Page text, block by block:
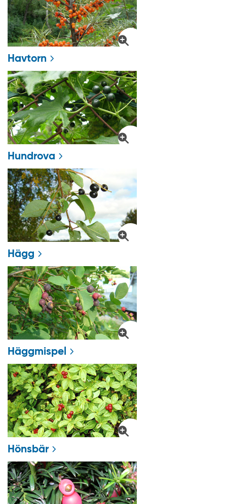
Havtorn
Hundrova
Hägg
Häggmispel
Hönsbär